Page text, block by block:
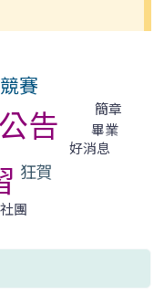
賽
公告
簡章
好消息
畢業
狂賀
團